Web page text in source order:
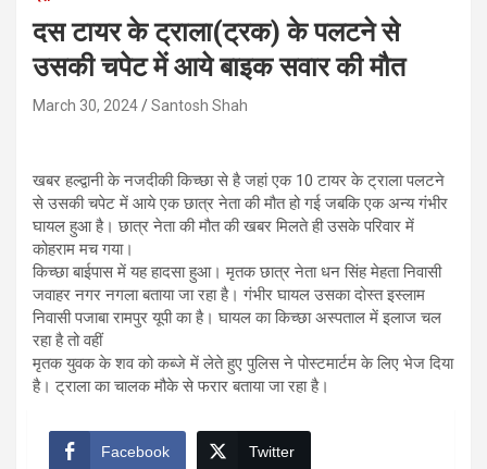
दस टायर के ट्राला(ट्रक) के पलटने से
उसकी चपेट में आये बाइक सवार की मौत
March 30, 2024 Santosh Shah
खबर हल्द्वानी के नजदीकी किच्छा से है जहां एक 10 टायर के ट्राला पलटने
से उसकी चपेट में आये एक छात्र नेता की मौत हो गई जबकि एक अन्य गंभीर
घायल हुआ है। छात्र नेता की मौत की खबर मिलते ही उसके परिवार में
कोहराम मच गया।
किच्छा बाईपास में यह हादसा हुआ। मृतक छात्र नेता धन सिंह मेहता निवासी
जवाहर नगर नगला बताया जा रहा है। गंभीर घायल उसका दोस्त इस्लाम
निवासी पजाबा रामपुर यूपी का है। घायल का किच्छा अस्पताल में इलाज चल
रहा है तो वहीं
मृतक युवक के शव को कब्जे में लेते हुए पुलिस ने पोस्टमार्टम के लिए भेज दिया
है। ट्राला का चालक मौके से फरार बताया जा रहा है।
Facebook Twitter